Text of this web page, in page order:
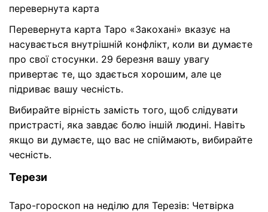
перевернута карта
Перевернута карта Таро «Закохані» вказує на
насувається внутрішній конфлікт, коли ви думаєте
про свої стосунки. 29 березня вашу увагу
привертає те, що здається хорошим, але це
підриває вашу чесність.
Вибирайте вірність замість того, щоб слідувати
пристрасті, яка завдає болю іншій людині. Навіть
якщо ви думаєте, що вас не спіймають, вибирайте
чесність.
Терези
Таро-гороскоп на неділю для Терезів: Четвірка